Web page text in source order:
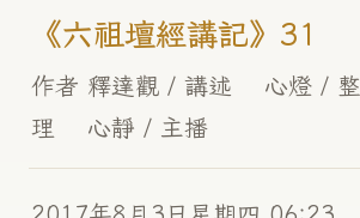
《六祖壇經講記》31
作者 釋達觀 / 講述 心燈 / 整
理 心靜 / 主播